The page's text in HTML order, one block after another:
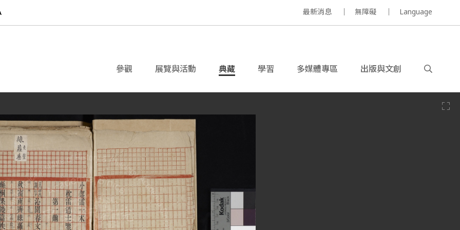
最新消息 無障礙 Language
參觀 展覽與活動 典藏 學習 多媒體專區 出版與文創